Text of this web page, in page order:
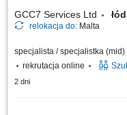
GCC7 Services Ltd
relokacja do: Malta
specjalista / specjalistka (mid)
rekrutacja online
2 dni